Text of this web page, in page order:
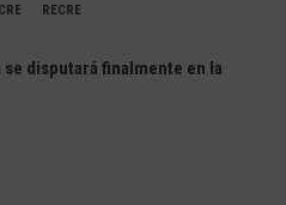
RECRE
se disputará finalmente en la